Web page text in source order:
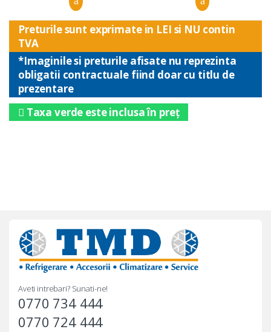
Preturile sunt exprimate in LEI si NU contin
TVA
*Imaginile si preturile afisate nu reprezinta
obligatii contractuale fiind doar cu titlu de
prezentare
Taxa verde este inclusa în preț
Aveti intrebari? Sunati-ne!
0770 734 444
0770 724 444